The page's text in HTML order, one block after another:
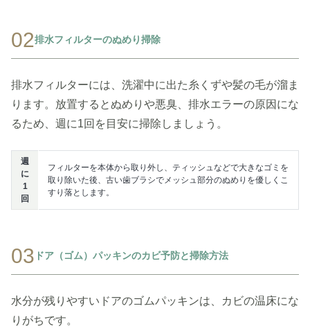
02排水フィルターのぬめり掃除
排水フィルターには、洗濯中に出た糸くずや髪の毛が溜ま
ります。放置するとぬめりや悪臭、排水エラーの原因にな
るため、週に1回を目安に掃除しましょう。
週
に
1
回
フィルターを本体から取り外し、ティッシュなどで大きなゴミを
取り除いた後、古い歯ブラシでメッシュ部分のぬめりを優しくこ
すり落とします。
03 ドア（ゴム）パッキンのカビ予防と掃除方法
水分が残りやすいドアのゴムパッキンは、カビの温床にな
りがちです。